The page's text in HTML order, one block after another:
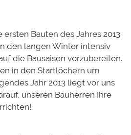
ersten Bauten des Jahres 2013
den langen Winter intensiv
die Bausaison vorzubereiten.
in den Startlöchern um
Jahr 2013 liegt vor uns
unseren Bauherren Ihre